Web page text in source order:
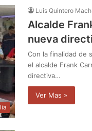
Luis Quintero
Alcalde
nueva
Con la finalidad de
el alcalde Frank
directiva…
Ver Mas »